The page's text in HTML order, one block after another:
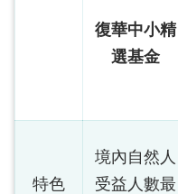
復華中小精
選基金
特色
境內自然人
受益人數最